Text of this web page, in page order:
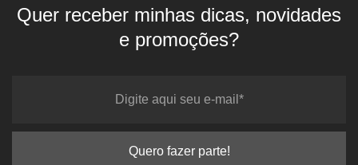
Quer receber minhas dicas, novidades
e promoções?